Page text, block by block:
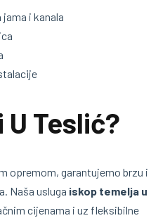
i kanala
U Teslić?
opremom, garantujemo brzu i
Naša usluga iskop temelja u
cijenama i uz fleksibilne